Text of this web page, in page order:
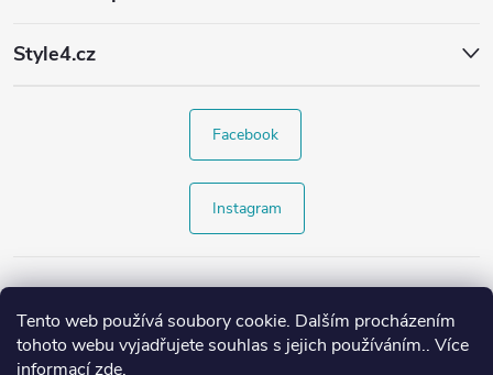
Tento web používá soubory cookie. Dalším procházením
tohoto webu vyjadřujete souhlas s jejich používáním.. Více
informacízde.
Style4.cz
Facebook
Instagram